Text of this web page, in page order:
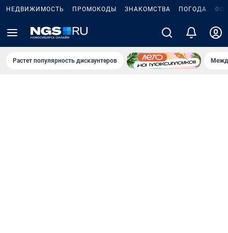
НЕДВИЖИМОСТЬ ПРОМОКОДЫ ЗНАКОМСТВА ПОГОДА
Растет популярность дискаунтеров